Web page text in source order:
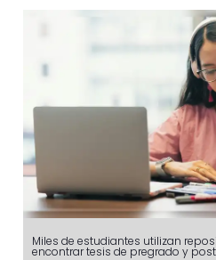
Miles de estudiantes utilizan
encontrar tesis de pregrado y